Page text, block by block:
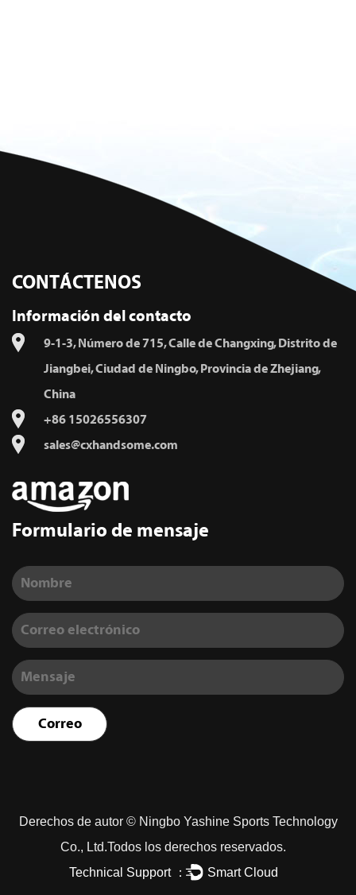
CONTÁCTENOS
Información del contacto
9-1-3, Número de 715, Calle de Changxing, Distrito de
Jiangbei, Ciudad de Ningbo, Provincia de Zhejiang,
China
+86 15026556307
sales@cxhandsome.com
Formulario de mensaje
Derechos de autor © Ningbo Yashine Sports Technology
Co., Ltd.Todos los derechos reservados.
Technical Support ： Smart Cloud